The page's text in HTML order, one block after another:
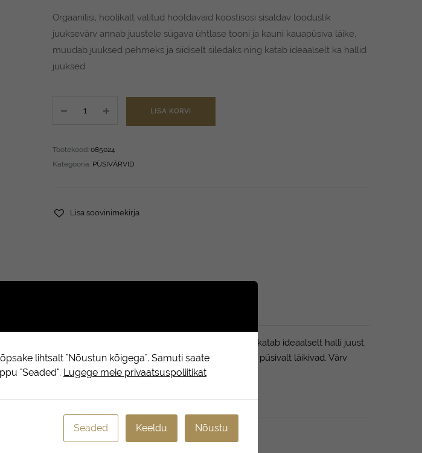
Orgaanilisi, hoolikalt valitud hooldavaid koostisosi sisaldav looduslik
juuksevärv annab juustele sügava ühtlase tooni ja kauni kauapüsiva läike,
muudab juuksed pehmeks ja siidiselt siledaks ning katab ideaalselt ka hallid
juuksed.
OF
T7D
Medium
ml
LISA KORVI
Tootekood: 085024
Kategooria: PÜSIVÄRVID
Lisa soovinimekirja
1-1 ½ tumedusastet heledamaks. Tints of Nature püsivärv katab ideaalselt halli juust.
värvimist suurepärases seisukorras – pehmed, siidised ja püsivalt läikivad. Värv
jt.
lihtsalt "Nõustun kõigega". Samuti saate
"Seaded". Lugege meie privaatsuspoliitikat
Seaded Keeldu Nõustu